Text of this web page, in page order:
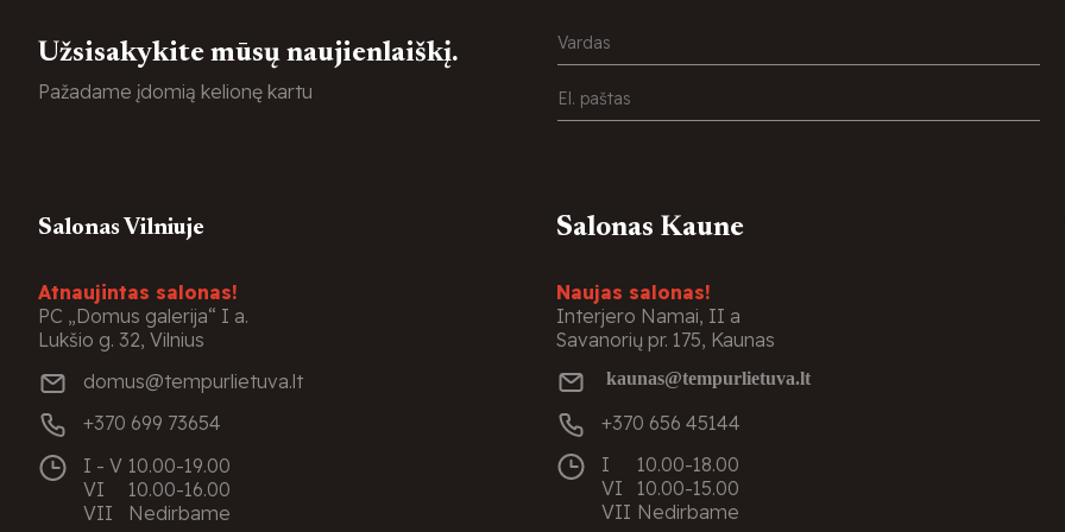
Užsisakykite mūsų naujienlaiškį.
Pažadame įdomią kelionę kartu
Salonas Vilniuje
Atnaujintas salonas!
PC „Domus galerija“ I a.
Lukšio g. 32, Vilnius
domus@tempurlietuva.lt
+370 699 73654
I - V 10.00-19.00
VI
10.00-16.00
VII
Nedirbame
Salonas Kaune
Naujas salonas!
Interjero Namai, II a
Savanorių pr. 175, Kaunas
kaunas@tempurlietuva.lt
+370 656 45144
I
10.00-18.00
VI
10.00-15.00
VII Nedirbame